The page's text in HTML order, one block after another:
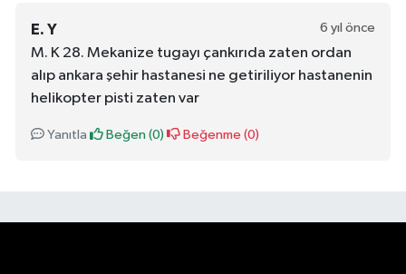
E. Y 6 yıl önce
M. K 28. Mekanize tugayı çankırıda zaten ordan
alıp ankara şehir hastanesi ne getiriliyor hastanenin
helikopter pisti zaten var
Yanıtla Beğen (0) Beğenme (0)